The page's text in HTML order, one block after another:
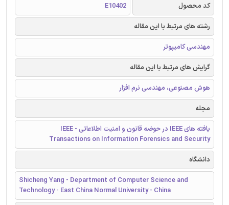
کد محصول
E10402
رشته های مرتبط با این مقاله
مهندسی کامیپوتر
گرایش های مرتبط با این مقاله
هوش مصنوعی، مهندسی نرم افزار
مجله
یافته های IEEE در حوضه قانون و امنیت اطلاعاتی - IEEE
Transactions on Information Forensics and Security
دانشگاه
Shicheng Yang - Department of Computer Science and
Technology - East China Normal University - China